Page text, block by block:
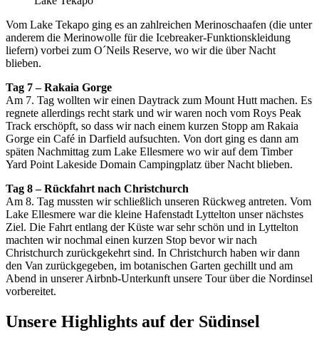
Vom Lake Tekapo ging es an zahlreichen Merinoschaafen (die unter
anderem die Merinowolle für die Icebreaker-Funktionskleidung
liefern) vorbei zum O´Neils Reserve, wo wir die über Nacht
blieben.
Tag 7 – Rakaia Gorge
Am 7. Tag wollten wir einen Daytrack zum Mount Hutt machen. Es
regnete allerdings recht stark und wir waren noch vom Roys Peak
Track erschöpft, so dass wir nach einem kurzen Stopp am Rakaia
Gorge ein Café in Darfield aufsuchten. Von dort ging es dann am
späten Nachmittag zum Lake Ellesmere wo wir auf dem Timber
Yard Point Lakeside Domain Campingplatz über Nacht blieben.
Tag 8 – Rückfahrt nach Christchurch
Am 8. Tag mussten wir schließlich unseren Rückweg antreten. Vom
Lake Ellesmere war die kleine Hafenstadt Lyttelton unser nächstes
Ziel. Die Fahrt entlang der Küste war sehr schön und in Lyttelton
machten wir nochmal einen kurzen Stop bevor wir nach
Christchurch zurückgekehrt sind. In Christchurch haben wir dann
den Van zurückgegeben, im botanischen Garten gechillt und am
Abend in unserer Airbnb-Unterkunft unsere Tour über die Nordinsel
vorbereitet.
Unsere Highlights auf der Südinsel